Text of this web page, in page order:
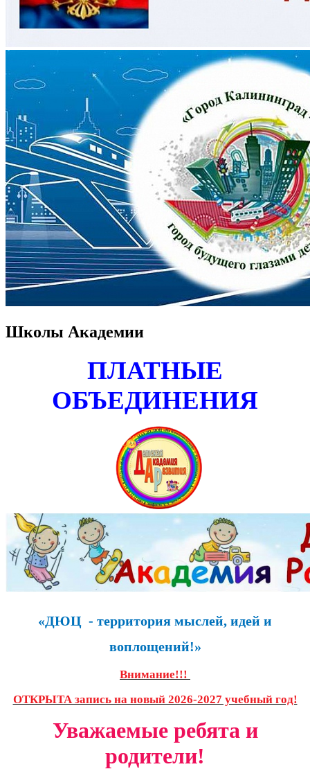
Школы Академии
ПЛАТНЫЕ
ОБЪЕДИНЕНИЯ
«ДЮЦ - территория мыслей, идей и
воплощений!»
Внимание!!!
ОТКРЫТА запись на новый 2026-2027 учебный год!
Уважаемые ребята и
родители!